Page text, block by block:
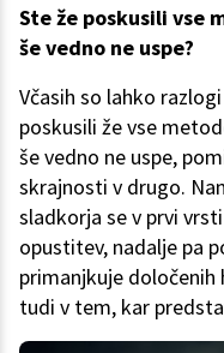
Ste že poskusili vse
še vedno ne uspe?
Včasih so lahko
poskusili že vse
še vedno ne uspe,
skrajnosti v drugo.
sladkorja se v prvi
opustitev, nadalje pa
primanjkuje določenih
tudi v tem, kar